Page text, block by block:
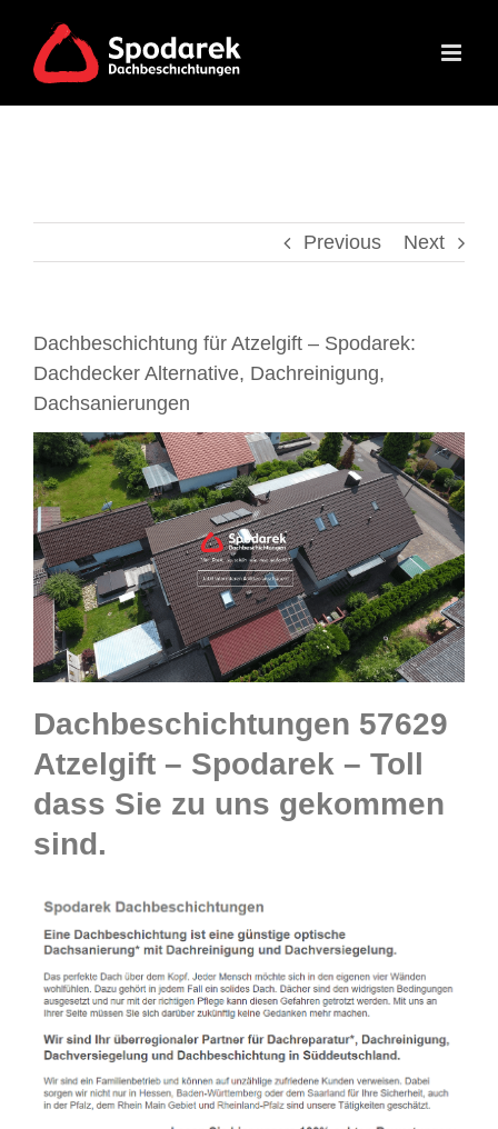
content
Previous Next
Dachbeschichtung für Atzelgift – Spodarek:
Dachdecker Alternative, Dachreinigung,
Dachsanierungen
Dachbeschichtungen 57629
Atzelgift – Spodarek – Toll
dass Sie zu uns gekommen
sind.